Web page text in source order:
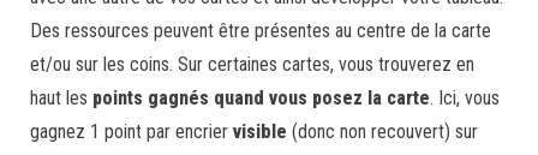
Des ressources peuvent être présentes au centre de la carte
et/ou sur les coins. Sur certaines cartes, vous trouverez en
haut les points gagnés quand vous posez la carte. Ici, vous
gagnez 1 point par encrier visible (donc non recouvert) sur